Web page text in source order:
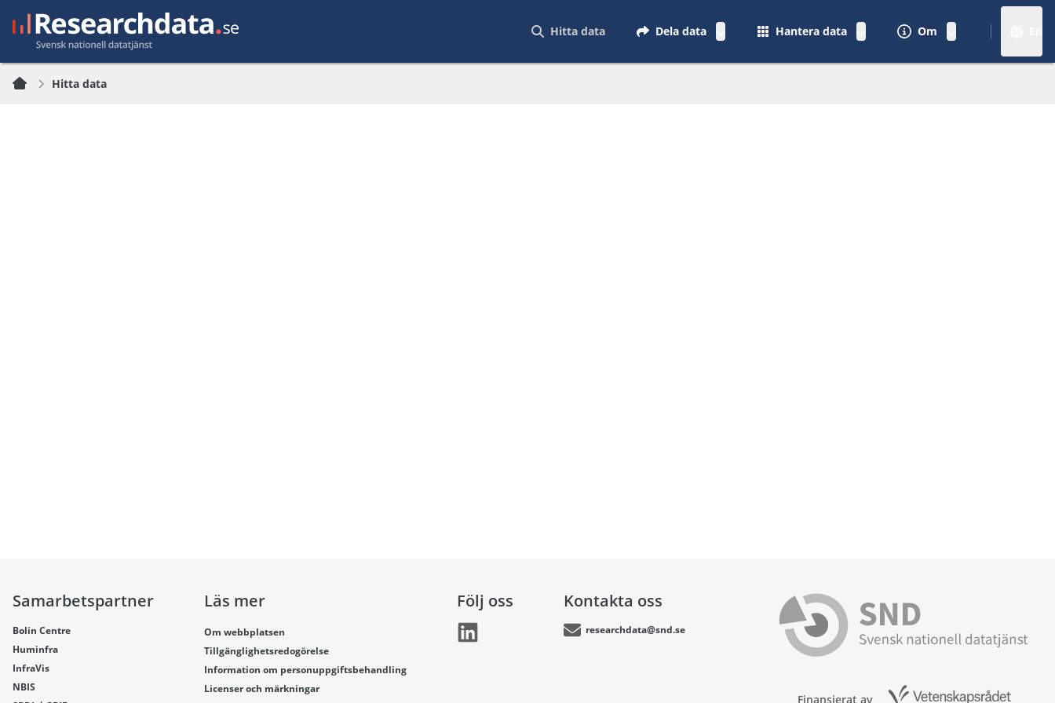
Hitta data Dela data Hantera data Om
Hitta data
Samarbetspartner
Bolin Centre
Huminfra
InfraVis
NBIS
Läs mer
Om webbplatsen
Tillgänglighetsredogörelse
Information om personuppgiftsbehandling
Licenser och märkningar
Följ oss Kontakta oss
researchdata@snd.se
Finansierat av